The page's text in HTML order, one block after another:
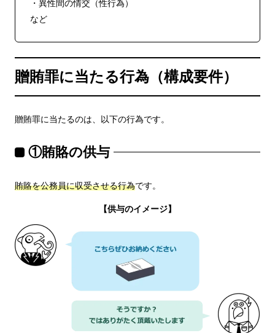
・異性間の情交（性行為）
など
贈賄罪に当たる行為（構成要件）
贈賄罪に当たるのは、以下の行為です。
①賄賂の供与
賄賂を公務員に収受させる行為です。
【供与のイメージ】